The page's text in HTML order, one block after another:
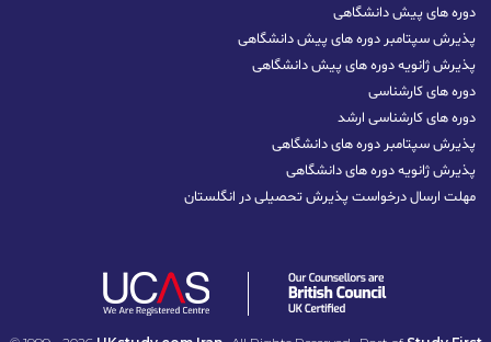
دوره های پیش دانشگاهی
پذیرش سپتامبر دوره های پیش دانشگاهی
پذیرش ژانویه دوره های پیش دانشگاهی
دوره های کارشناسی
دوره های کارشناسی ارشد
پذیرش سپتامبر دوره‌ های دانشگاهی
پذیرش ژانویه دوره‌ های دانشگاهی
مهلت ارسال درخواست پذیرش تحصیلی در انگلستان